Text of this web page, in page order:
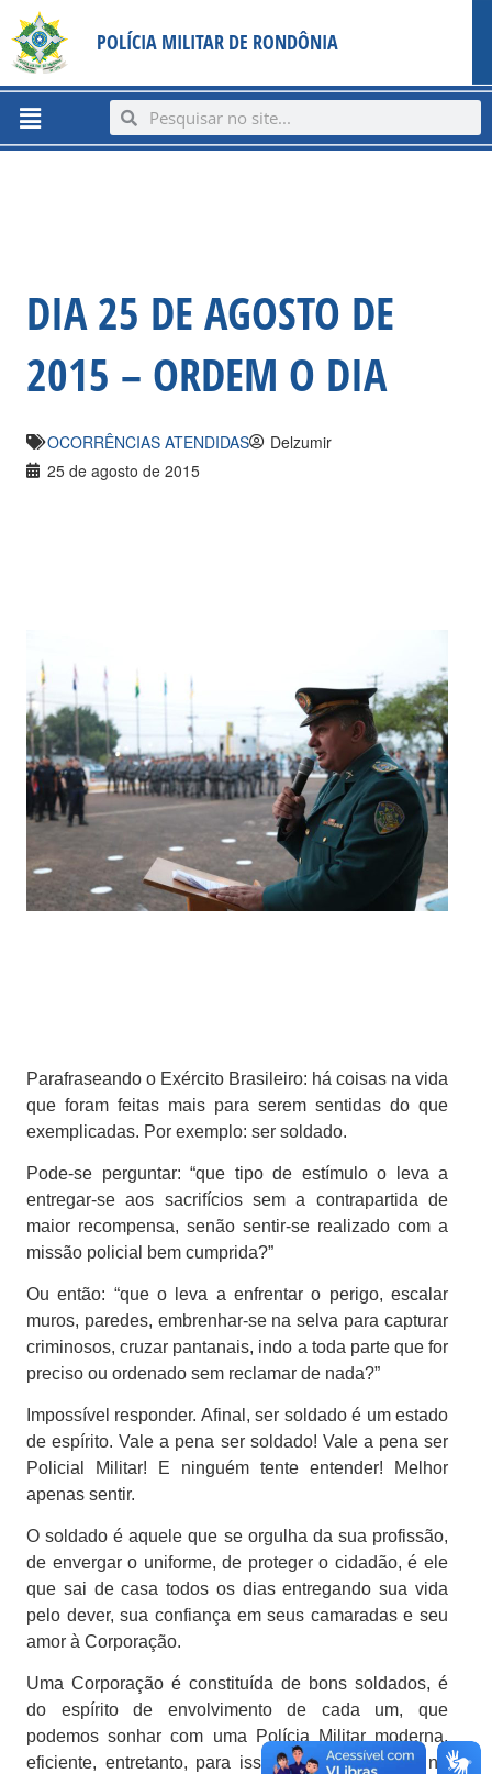
content
para
conteúdo
POLÍCIA MILITAR DE RONDÔNIA
Menu SearchSearch
DIA 25 DE AGOSTO DE
2015 – ORDEM O DIA
OCORRÊNCIAS ATENDIDAS
Delzumir
25 de agosto de 2015
Parafraseando o Exército Brasileiro: há coisas na vida
que foram feitas mais para serem sentidas do que
exemplicadas. Por exemplo: ser soldado.
Pode-se perguntar: “que tipo de estímulo o leva a
entregar-se aos sacrifícios sem a contrapartida de
maior recompensa, senão sentir-se realizado com a
missão policial bem cumprida?”
Ou então: “que o leva a enfrentar o perigo, escalar
muros, paredes, embrenhar-se na selva para capturar
criminosos, cruzar pantanais, indo a toda parte que for
preciso ou ordenado sem reclamar de nada?”
Impossível responder. Afinal, ser soldado é um estado
de espírito. Vale a pena ser soldado! Vale a pena ser
Policial Militar! E ninguém tente entender! Melhor
apenas sentir.
O soldado é aquele que se orgulha da sua profissão,
de envergar o uniforme, de proteger o cidadão, é ele
que sai de casa todos os dias entregando sua vida
pelo dever, sua confiança em seus camaradas e seu
amor à Corporação.
Uma Corporação é constituída de bons soldados, é
do espírito de envolvimento de cada um, que
podemos sonhar com uma Polícia Militar moderna,
eficiente, entretanto, para isso é preciso investir no